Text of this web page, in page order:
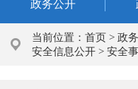
政务公开
当前位置： 首页 > 政
安全信息公开 > 安全